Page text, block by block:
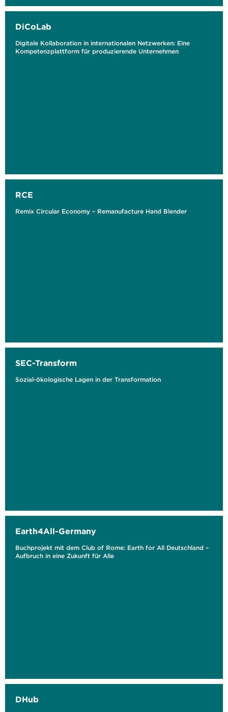
DiCoLab
Digitale Kollaboration in internationalen Netzwerken: Eine
Kompetenzplattform für produzierende Unternehmen
RCE
Remix Circular Economy – Remanufacture Hand Blender
SEC-Transform
Sozial-ökologische Lagen in der Transformation
Earth4All-Germany
Buchprojekt mit dem Club of Rome: Earth for All Deutschland –
Aufbruch in eine Zukunft für Alle
DHub